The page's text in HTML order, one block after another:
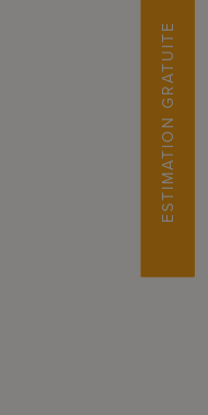
ESTIMATION GRATUITE